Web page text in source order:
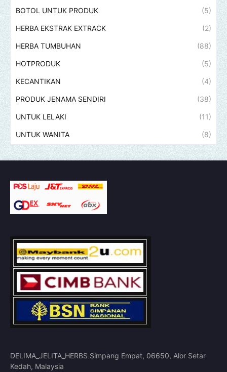
BOTOL UNTUK PRODUK (5)
HERBA EKSTRAK EXTRACK (2)
HERBA TUMBUHAN (88)
HOTPRODUK (5)
KECANTIKAN (4)
PRODUK JENAMA SENDIRI (38)
UNTUK LELAKI (11)
UNTUK WANITA (8)
DELIMA_JELITA_HERBS Simpang Empat, 06650, Alor Setar
Kedah, Malaysia